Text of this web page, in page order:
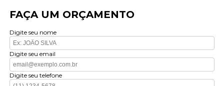
FAÇA UM ORÇAMENTO
Digite seu nome
Digite seu email
Digite seu telefone